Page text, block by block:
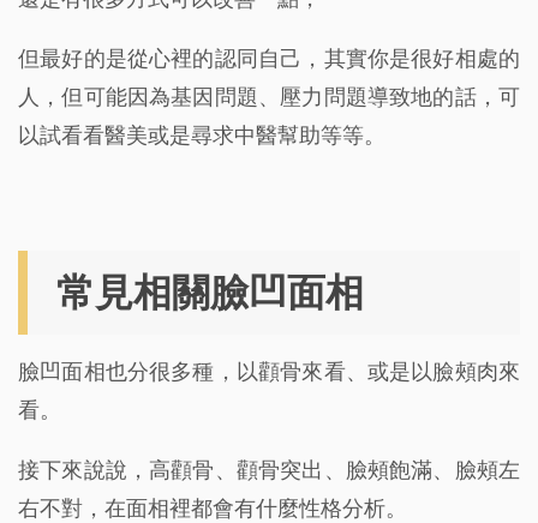
但最好的是從心裡的認同自己，其實你是很好相處的
人，但可能因為基因問題、壓力問題導致地的話，可
以試看看醫美或是尋求中醫幫助等等。
常見相關臉凹面相
臉凹面相也分很多種，以顴骨來看、或是以臉頰肉來
看。
接下來說說，高顴骨、顴骨突出、臉頰飽滿、臉頰左
右不對，在面相裡都會有什麼性格分析。